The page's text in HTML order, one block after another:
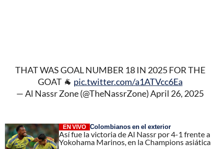
THAT WAS GOAL NUMBER 18 IN 2025 FOR THE
GOAT 🐐 pic.twitter.com/a1ATVcc6Ea
— Al Nassr Zone (@TheNassrZone)April 26, 2025
EN VIVO Colombianos en el exterior
Así fue la victoria de Al Nassr por 4-1 frente a
Yokohama Marinos, en la Champions asiática